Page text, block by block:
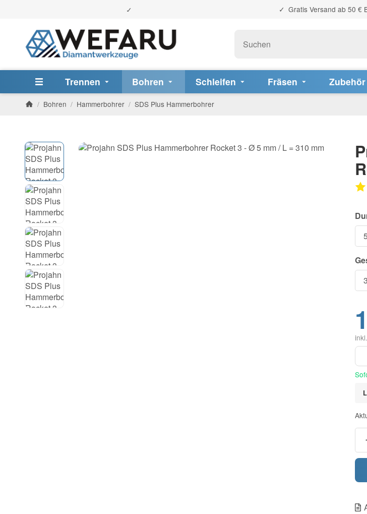
Gratis Versand ab 50 €
Trennen Bohren Schleifen Fräsen Zubehör
/ Bohren / Hammerbohrer / SDS Plus Hammerbohrer